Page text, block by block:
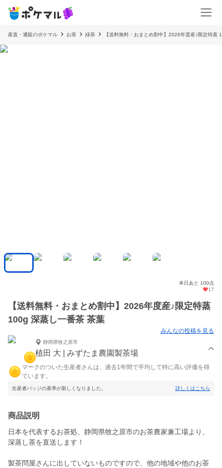
産直・通販のポケマル お茶 緑茶 【送料無料・おまとめ割中】2026年度産♪限定特蒸
本日あと 100点
17
【送料無料・おまとめ割中】2026年度産♪限定特蒸
100g 深蒸し一番茶 茶葉
みんなの投稿を見る
静岡県牧之原市
植田 大 | みずたま農園製茶場
マークのついた生産者さんは、過去1年間で平均して特に高い評価を得
ています。
生産者バッジの基準が新しくなりました。 詳しくはこちら
商品説明
日本を代表するお茶処、静岡県牧之原市のお茶農家兼工場より、
深蒸し茶を直送します！
製茶問屋さんに出していないものですので、他の地域や他のお茶